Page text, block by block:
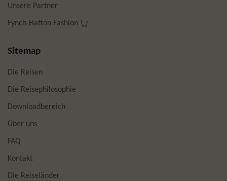
Unsere Partner
Fynch-Hatton Fashion
Sitemap
Die Reisen
Die Reisephilosophie
Downloadbereich
Über uns
FAQ
Kontakt
Die Reiseländer